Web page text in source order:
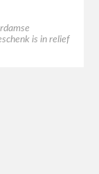
is in relief